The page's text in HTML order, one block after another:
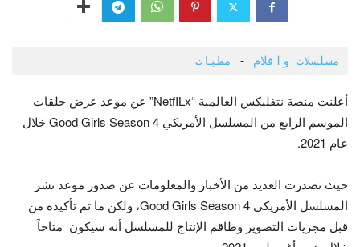
مسلسلات وافلام - مطبات
أعلنت منصة نتفليكس العالمية “NetfILx” عن موعد عرض حلقات
الموسم الرابع من المسلسل الأمريكي Good Girls Season 4 خلال
عام 2021.
حيث تصدرت العديد من الأخبار والمعلومات عن صدور موعد نشر
المسلسل الأمريكي Good Girls Season 4، ولكن ما تم تأكيده من
قبل مجريات التصوير وطاقم الإنتاج للمسلسل أنه سيكون متاحاً